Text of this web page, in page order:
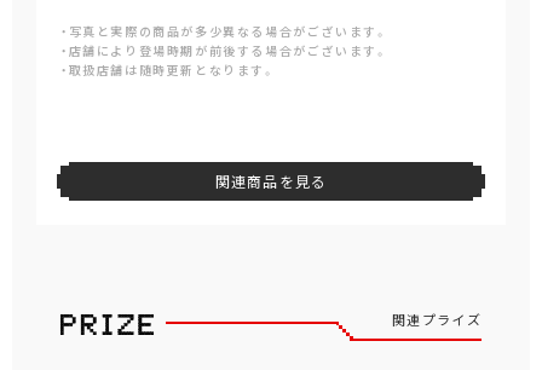
・写真と実際の商品が多少異なる場合がございます。
・店舗により登場時期が前後する場合がございます。
・取扱店舗は随時更新となります。
関連商品を見る
関連プライズ